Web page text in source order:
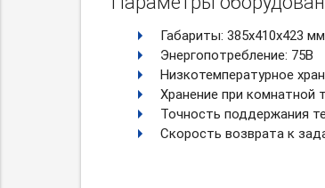
Габариты: 385х410х423
Энергопотребление: 75В
Низкотемпературное
Хранение при комнатной
Точность поддержания
Скорость возврата к